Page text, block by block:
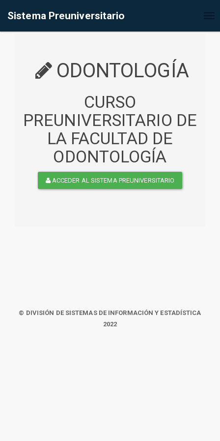
Sistema Preuniversitario
ODONTOLOGÍA
CURSO
PREUNIVERSITARIO DE
LA FACULTAD DE
ODONTOLOGÍA
ACCEDER AL SISTEMA PREUNIVERSITARIO
© DIVISIÓN DE SISTEMAS DE INFORMACIÓN Y ESTADÍSTICA
2022